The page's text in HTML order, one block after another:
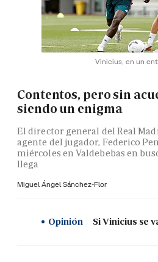
Vinicius, en un
Contentos, pero sin
siendo un enigma
El director general del Real
agente del jugador, Federico
miércoles en Valdebebas en
llega
Miguel Ángel Sánchez-Flor
Opinión Si Vinicius se